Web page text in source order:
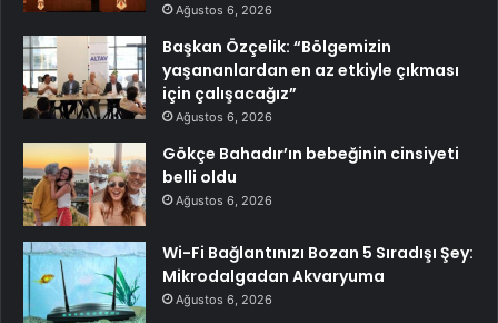
Ağustos 6, 2026
Başkan Özçelik: “Bölgemizin
yaşananlardan en az etkiyle çıkması
için çalışacağız”
Ağustos 6, 2026
Gökçe Bahadır’ın bebeğinin cinsiyeti
belli oldu
Ağustos 6, 2026
Wi-Fi Bağlantınızı Bozan 5 Sıradışı Şey:
Mikrodalgadan Akvaryuma
Ağustos 6, 2026